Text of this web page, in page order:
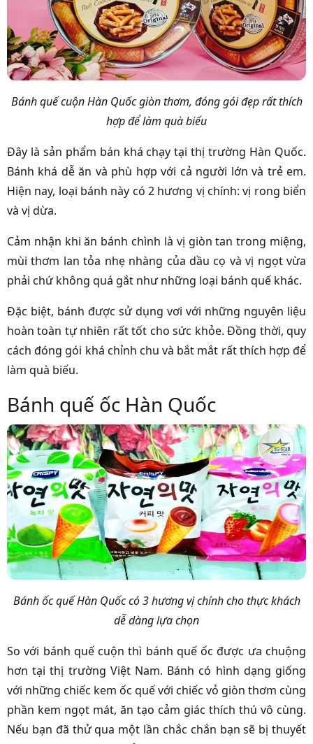
Bánh quế cuộn Hàn Quốc giòn thơm, đóng gói đẹp rất thích
hợp để làm quà biếu
Đây là sản phẩm bán khá chạy tại thị trường Hàn Quốc.
Bánh khá dễ ăn và phù hợp với cả người lớn và trẻ em.
Hiện nay, loại bánh này có 2 hương vị chính: vị rong biển
và vị dừa.
Cảm nhận khi ăn bánh chình là vị giòn tan trong miệng,
mùi thơm lan tỏa nhẹ nhàng của dầu cọ và vị ngọt vừa
phải chứ không quá gắt như những loại bánh quế khác.
Đặc biệt, bánh được sử dụng vơi với những nguyên liệu
hoàn toàn tự nhiên rất tốt cho sức khỏe. Đồng thời, quy
cách đóng gói khá chỉnh chu và bắt mắt rất thích hợp để
làm quà biếu.
Bánh quế ốc Hàn Quốc
Bánh ốc quế Hàn Quốc có 3 hương vị chính cho thực khách
dễ dàng lựa chọn
So với bánh quế cuộn thì bánh quế ốc được ưa chuộng
hơn tại thị trường Việt Nam. Bánh có hình dạng giống
với những chiếc kem ốc quế với chiếc vỏ giòn thơm cùng
phần kem ngọt mát, ăn tạo cảm giác thích thú vô cùng.
Nếu bạn đã thử qua một lần chắc chắn bạn sẽ bị thuyết